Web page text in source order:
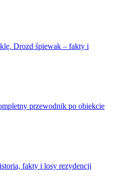
Drozd śpiewak – fakty i
przewodnik po obiekcie
fakty i losy rezydencji